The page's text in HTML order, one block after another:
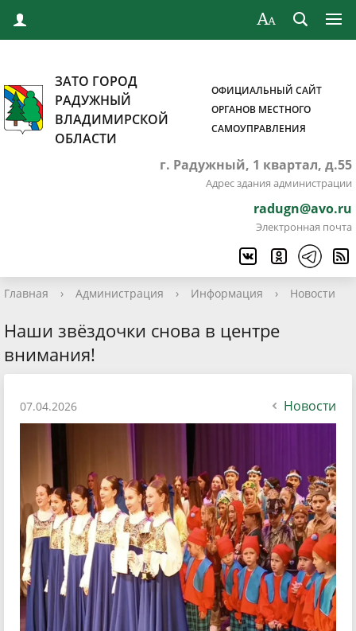
ЗАТО ГОРОД
РАДУЖНЫЙ
ВЛАДИМИРСКОЙ
ОБЛАСТИ
ОФИЦИАЛЬНЫЙ САЙТ
ОРГАНОВ МЕСТНОГО
САМОУПРАВЛЕНИЯ
г. Радужный, 1 квартал, д.55
Адрес здания администрации
radugn@avo.ru
Электронная почта
Главная › Администрация › Информация › Новости
Наши звёздочки снова в центре
внимания!
07.04.2026 Новости